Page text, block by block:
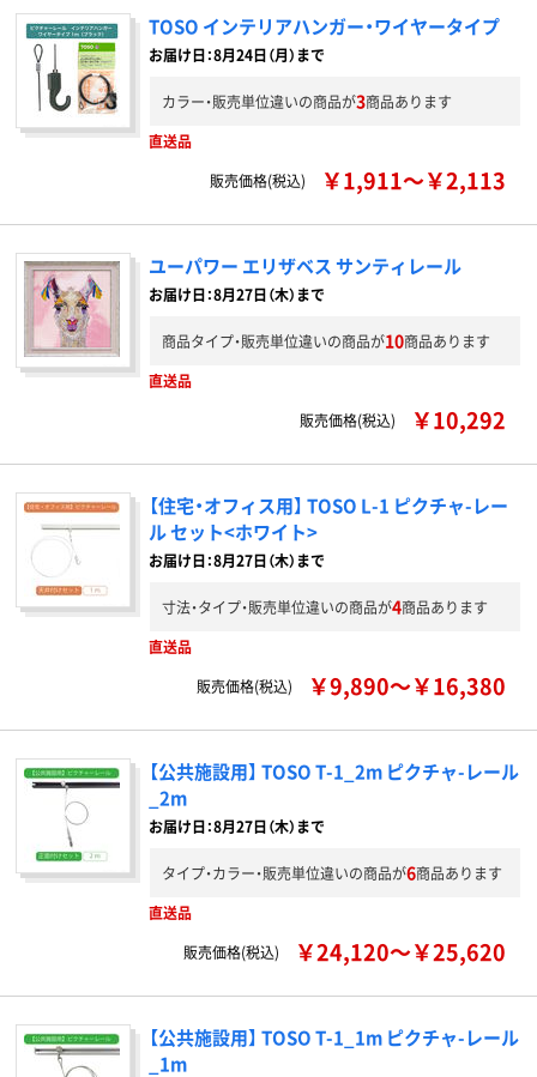
TOSO インテリアハンガー・ワイヤータイプ
お届け日：8月24日（月）まで
カラー・販売単位違いの商品が3商品あります
直送品
販売価格(税込)
￥1,911～￥2,113
ユーパワー エリザベス サンティレール
お届け日：8月27日（木）まで
商品タイプ・販売単位違いの商品が10商品あります
直送品
販売価格(税込)
￥10,292
【住宅・オフィス用】 TOSO L-1 ピクチャ-レー
ル セット<ホワイト>
お届け日：8月27日（木）まで
寸法・タイプ・販売単位違いの商品が4商品あります
直送品
販売価格(税込)
￥9,890～￥16,380
【公共施設用】 TOSO T-1_2m ピクチャ-レール
_2m
お届け日：8月27日（木）まで
タイプ・カラー・販売単位違いの商品が6商品あります
直送品
販売価格(税込)
￥24,120～￥25,620
【公共施設用】 TOSO T-1_1m ピクチャ-レール
_1m